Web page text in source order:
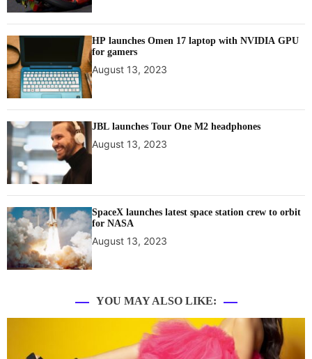
HP launches Omen 17 laptop with NVIDIA GPU
for gamers
August 13, 2023
JBL launches Tour One M2 headphones
August 13, 2023
SpaceX launches latest space station crew to orbit
for NASA
August 13, 2023
YOU MAY ALSO LIKE: